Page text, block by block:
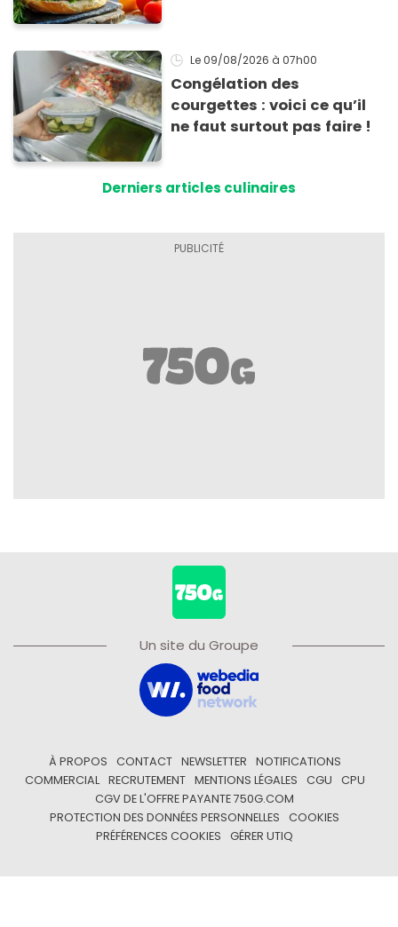
Le 09/08/2026 à 07h00
Congélation des
courgettes : voici ce qu’il
ne faut surtout pas faire !
Derniers articles culinaires
Un site du Groupe
À PROPOS CONTACT NEWSLETTER
NOTIFICATIONS
COMMERCIAL
RECRUTEMENT MENTIONS LÉGALES CGU
CPU
CGV DE L'OFFRE PAYANTE 750G.COM
PROTECTION DES DONNÉES PERSONNELLES
COOKIES
PRÉFÉRENCES COOKIES
GÉRER UTIQ